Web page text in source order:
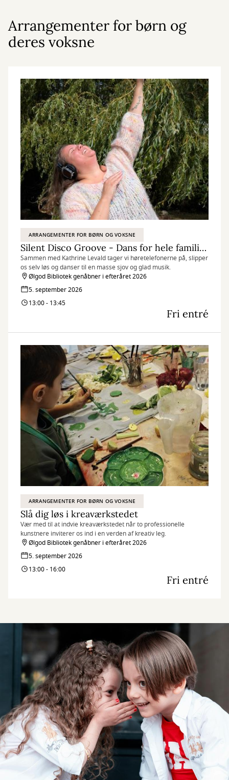
Arrangementer for børn og
deres voksne
ARRANGEMENTER FOR BØRN OG VOKSNE
Silent Disco Groove - Dans for hele familien
Sammen med Kathrine Levald tager vi høretelefonerne på, slipper
os selv løs og danser til en masse sjov og glad musik.
Ølgod Bibliotek genåbner i efteråret 2026
5. september 2026
13:00 - 13:45
Fri entré
ARRANGEMENTER FOR BØRN OG VOKSNE
Slå dig løs i kreaværkstedet
Vær med til at indvie kreaværkstedet når to professionelle
kunstnere inviterer os ind i en verden af kreativ leg.
Ølgod Bibliotek genåbner i efteråret 2026
5. september 2026
13:00 - 16:00
Fri entré